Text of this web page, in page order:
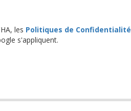
les Politiques de Confidentialité
s'appliquent.